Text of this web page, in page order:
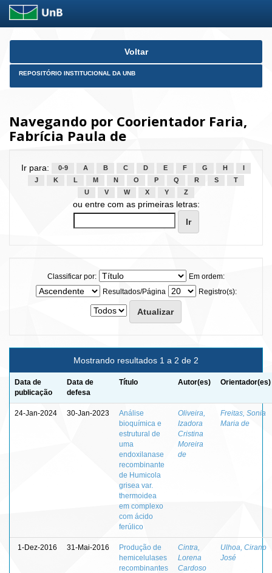
Skip
Voltar
REPOSITÓRIO INSTITUCIONAL DA UNB
Navegando por Coorientador Faria,
Fabrícia Paula de
Ir para: 0-9 A B C D E F G H
J
K L M N O P Q R S
T
U
V W X Y Z
ou entre com as primeiras letras:
Classificar por:
Em ordem:
Resultados/Página
Registro(s):
Mostrando resultados 1 a 2 de 2
Data de
publicação
Data de
defesa
Título Autor(es) Orientador(es)
24-Jan-2024 30-Jan-2023
Análise
bioquímica e
estrutural de
uma
endoxilanase
recombinante
de Humicola
grisea var.
thermoidea
em complexo
com ácido
ferúlico
Oliveira,
Izadora
Cristina
Moreira
de
Freitas, Sonia
Maria de
1-Dez-2016 31-Mai-2016
Produção de
hemicelulases
recombinantes
Cintra,
Lorena
Cardoso
Ulhoa, Cirano
José